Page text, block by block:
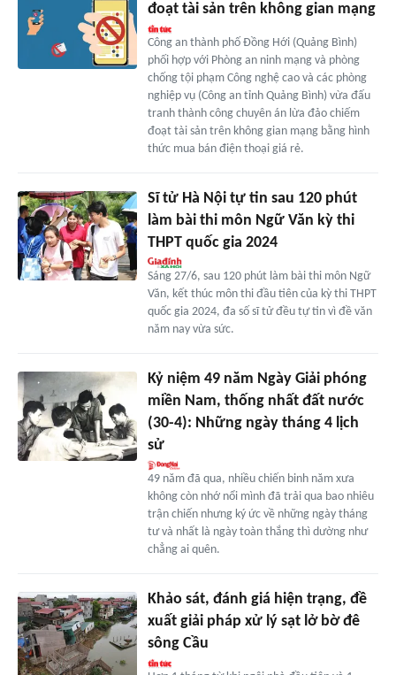
đoạt tài sản trên không gian mạng
Công an thành phố Đồng Hới (Quảng Bình)
phối hợp với Phòng an ninh mạng và phòng
chống tội phạm Công nghệ cao và các phòng
nghiệp vụ (Công an tỉnh Quảng Bình) vừa đấu
tranh thành công chuyên án lừa đảo chiếm
đoạt tài sản trên không gian mạng bằng hình
thức mua bán điện thoại giá rẻ.
Sĩ tử Hà Nội tự tin sau 120 phút
làm bài thi môn Ngữ Văn kỳ thi
THPT quốc gia 2024
Sáng 27/6, sau 120 phút làm bài thi môn Ngữ
Văn, kết thúc môn thi đầu tiên của kỳ thi THPT
quốc gia 2024, đa số sĩ tử đều tự tin vì đề văn
năm nay vừa sức.
Kỷ niệm 49 năm Ngày Giải phóng
miền Nam, thống nhất đất nước
(30-4): Những ngày tháng 4 lịch
sử
49 năm đã qua, nhiều chiến binh năm xưa
không còn nhớ nổi mình đã trải qua bao nhiêu
trận chiến nhưng ký ức về những ngày tháng
tư và nhất là ngày toàn thắng thì dường như
chẳng ai quên.
Khảo sát, đánh giá hiện trạng, đề
xuất giải pháp xử lý sạt lở bờ đê
sông Cầu